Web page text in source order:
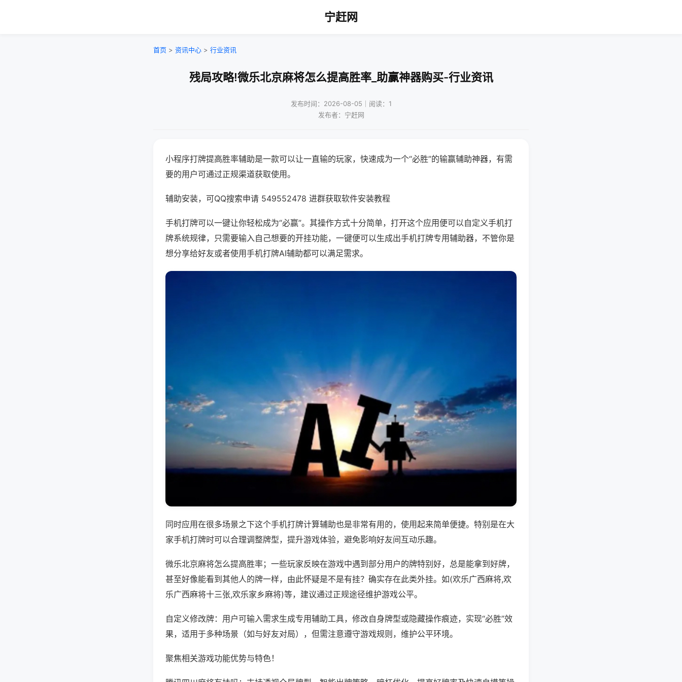
宁赶网
首页 > 资讯中心 > 行业资讯
残局攻略!微乐北京麻将怎么提高胜率_助赢神器购买-行业资讯
发布时间：2026-08-05｜阅读：1
发布者：宁赶网
小程序打牌提高胜率辅助是一款可以让一直输的玩家，快速成为一个“必胜”的输赢辅助神器，有需
要的用户可通过正规渠道获取使用。
辅助安装，可QQ搜索申请 549552478 进群获取软件安装教程
手机打牌可以一键让你轻松成为“必赢”。其操作方式十分简单，打开这个应用便可以自定义手机打
牌系统规律，只需要输入自己想要的开挂功能，一键便可以生成出手机打牌专用辅助器，不管你是
想分享给好友或者使用手机打牌AI辅助都可以满足需求。
同时应用在很多场景之下这个手机打牌计算辅助也是非常有用的，使用起来简单便捷。特别是在大
家手机打牌时可以合理调整牌型，提升游戏体验，避免影响好友间互动乐趣。
微乐北京麻将怎么提高胜率；一些玩家反映在游戏中遇到部分用户的牌特别好，总是能拿到好牌，
甚至好像能看到其他人的牌一样，由此怀疑是不是有挂？确实存在此类外挂。如(欢乐广西麻将,欢
乐广西麻将十三张,欢乐家乡麻将)等，建议通过正规途径维护游戏公平。
自定义修改牌：用户可输入需求生成专用辅助工具，修改自身牌型或隐藏操作痕迹，实现“必胜”效
果，适用于多种场景（如与好友对局），但需注意遵守游戏规则，维护公平环境。
聚焦相关游戏功能优势与特色！